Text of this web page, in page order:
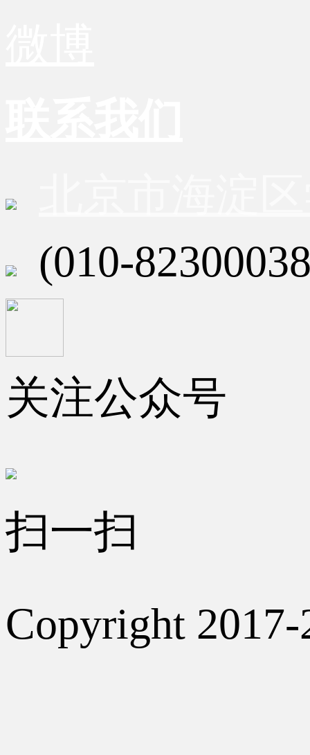
(010-
关注公众号
扫一扫
Copyright